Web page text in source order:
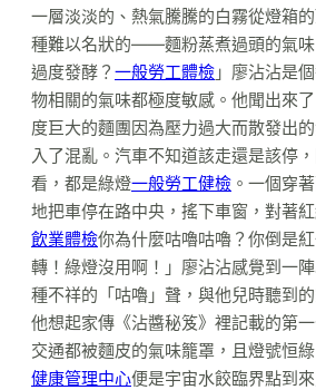
一層淡淡的、熱氣騰騰的白霧從燈箱
種難以名狀的——麵粉蒸煮過頭的氣
過度發酵？ 一般勞工體檢 」廖沾沾是
物相關的氣味都極度敏感。他聞出來
度巨大的麵團因為壓力過大而散發出
入了混亂。汽車不知道該走還是該停
看，都是綠燈一般勞工健檢 。一個穿
地把車停在路中央，搖下車窗，對著
飲業體檢你為什麼咕嚕咕嚕？你倒是
轉！綠燈沒用啊！」廖沾沾感覺到一
種不祥的「咕嚕」聲，與他兒時聽到
他想起家傳《沾醬秘笈》裡記載的第
交通都被麵皮的氣味籠罩，且燈號恒
健康管理中心便是宇宙水餃臨界點到